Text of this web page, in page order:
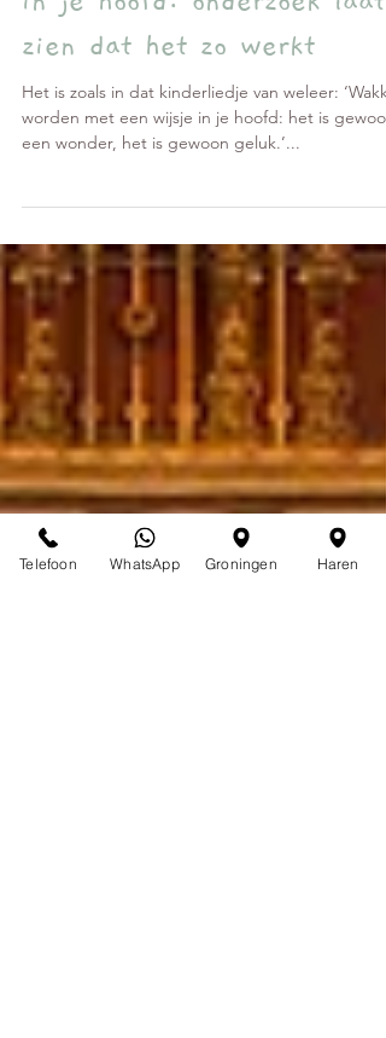
Gelukkiger van een wijsje
in je hoofd: onderzoek laat
zien dat het zo werkt
worden met een wijsje in je hoofd: het is gewoon
Telefoon WhatsApp Groningen Haren